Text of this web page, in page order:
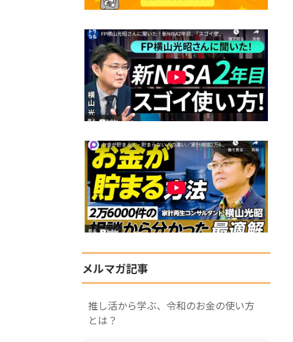
メルマガ記事
推し活から学ぶ、令和のお金の使い方
とは？